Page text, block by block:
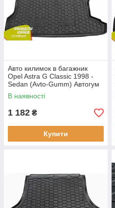
Авто килимок в багажник
Opel Astra G Classic 1998 -
Sedan (Avto-Gumm) Автогум
В наявності
1 182 ₴
Купити